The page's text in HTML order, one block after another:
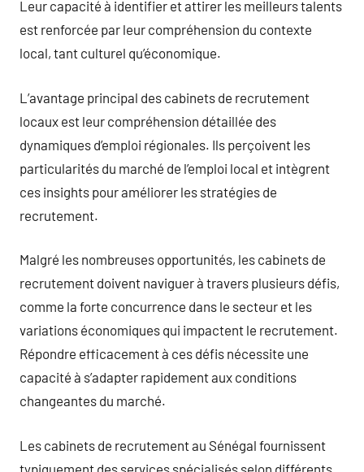
Leur capacité à identifier et attirer les meilleurs talents
est renforcée par leur compréhension du contexte
local, tant culturel qu’économique.
L’avantage principal des cabinets de recrutement
locaux est leur compréhension détaillée des
dynamiques d’emploi régionales. Ils perçoivent les
particularités du marché de l’emploi local et intègrent
ces insights pour améliorer les stratégies de
recrutement.
Malgré les nombreuses opportunités, les cabinets de
recrutement doivent naviguer à travers plusieurs défis,
comme la forte concurrence dans le secteur et les
variations économiques qui impactent le recrutement.
Répondre efficacement à ces défis nécessite une
capacité à s’adapter rapidement aux conditions
changeantes du marché.
Les cabinets de recrutement au Sénégal fournissent
typiquement des services spécialisés selon différents